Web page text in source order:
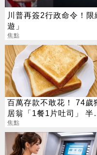
川普再簽2行政命令！
遊」
焦點
百萬存款不敢花！ 74歲
居翁「1餐1片吐司」 半
暴瘦嚇壞女兒
焦點